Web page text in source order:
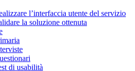
l’interfaccia utente del servizio
la soluzione ottenuta
di usabilità